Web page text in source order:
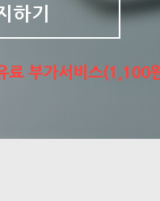
하기